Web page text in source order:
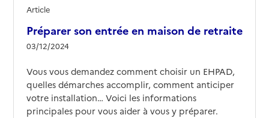
Mis à jour le : 19/02/2026
EHPAD Les Écureuils
Adresse
24 rue de Verdun
68100-Mulhouse
Préparer son entrée en maison de retraite
03/12/2024
Article
Vous vous demandez comment choisir un EHPAD,
quelles démarches accomplir, comment anticiper
votre installation… Voici les informations
principales pour vous aider à vous y préparer.